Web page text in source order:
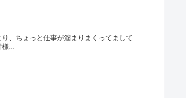
、ちょっと仕事が溜まりまくってまして
様...